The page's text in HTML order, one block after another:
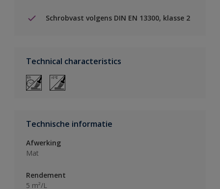
Schrobvast volgens DIN EN 13300, klasse 2
Technical characteristics
Technische informatie
Afwerking
Mat
Rendement
5 m²/L